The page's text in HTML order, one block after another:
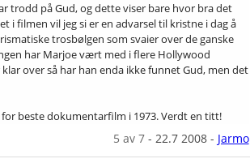
trodd på Gud, og dette viser bare hvor bra det
i filmen vil jeg si er en advarsel til kristne i dag å
trosbølgen som svaier over de ganske
har Marjoe vært med i flere Hollywood
over så har han enda ikke funnet Gud, men det
beste dokumentarfilm i 1973. Verdt en titt!
5 av 7- 22.7 2008- Jarmo